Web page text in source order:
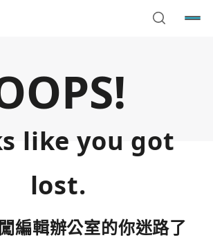
like you got
lost.
編輯辦公室的你迷路了